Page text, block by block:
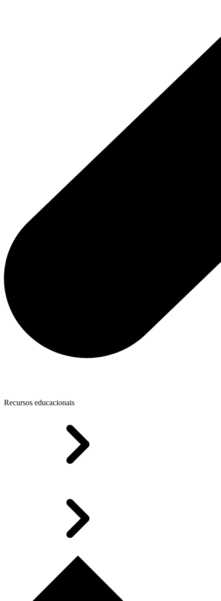
Recursos educacionais